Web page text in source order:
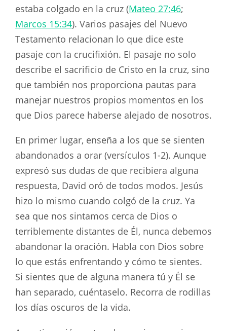
estaba colgado en la cruz (Mateo 27:46;
Marcos 15:34). Varios pasajes del Nuevo
Testamento relacionan lo que dice este
pasaje con la crucifixión. El pasaje no solo
describe el sacrificio de Cristo en la cruz, sino
que también nos proporciona pautas para
manejar nuestros propios momentos en los
que Dios parece haberse alejado de nosotros.
En primer lugar, enseña a los que se sienten
abandonados a orar (versículos 1-2). Aunque
expresó sus dudas de que recibiera alguna
respuesta, David oró de todos modos. Jesús
hizo lo mismo cuando colgó de la cruz. Ya
sea que nos sintamos cerca de Dios o
terriblemente distantes de Él, nunca debemos
abandonar la oración. Habla con Dios sobre
lo que estás enfrentando y cómo te sientes.
Si sientes que de alguna manera tú y Él se
han separado, cuéntaselo. Recorra de rodillas
los días oscuros de la vida.